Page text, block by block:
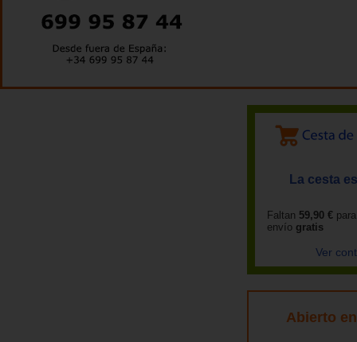
La cesta
Faltan 59,90 €
envío gratis
Ver
Abierto